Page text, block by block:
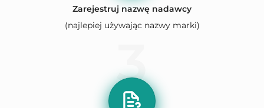
Zarejestruj nazwę nadawcy
(najlepiej używając nazwy marki)
3